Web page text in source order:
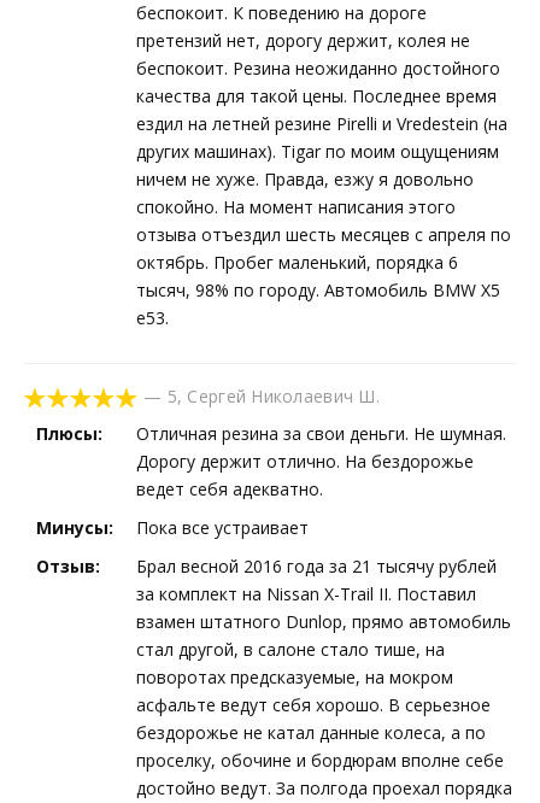
беспокоит. К поведению на дороге
претензий нет, дорогу держит, колея не
беспокоит. Резина неожиданно достойного
качества для такой цены. Последнее время
ездил на летней резине Pirelli и Vredestein (на
других машинах). Tigar по моим ощущениям
ничем не хуже. Правда, езжу я довольно
спокойно. На момент написания этого
отзыва отъездил шесть месяцев с апреля по
октябрь. Пробег маленький, порядка 6
тысяч, 98% по городу. Автомобиль BMW X5
e53.
— 5, Сергей Николаевич Ш.
Плюсы:
Отличная резина за свои деньги. Не шумная.
Дорогу держит отлично. На бездорожье
ведет себя адекватно.
Минусы:
Пока все устраивает
Отзыв:
Брал весной 2016 года за 21 тысячу рублей
за комплект на Nissan X-Trail II. Поставил
взамен штатного Dunlop, прямо автомобиль
стал другой, в салоне стало тише, на
поворотах предсказуемые, на мокром
асфальте ведут себя хорошо. В серьезное
бездорожье не катал данные колеса, а по
проселку, обочине и бордюрам вполне себе
достойно ведут. За полгода проехал порядка